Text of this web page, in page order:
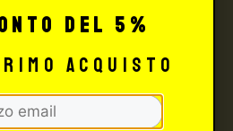
del 5%
acquisto